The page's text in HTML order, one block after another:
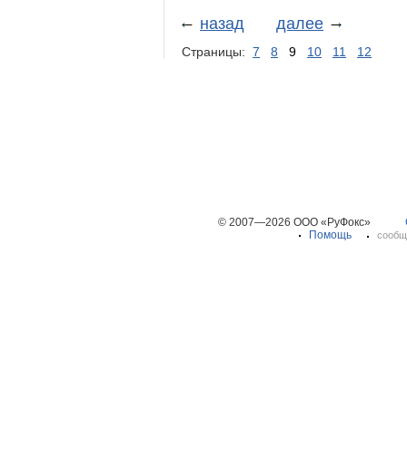
назад далее
Страницы: 7 8 9 10 11 12
© 2007—2026 ООО «РуФокс»
Помощь